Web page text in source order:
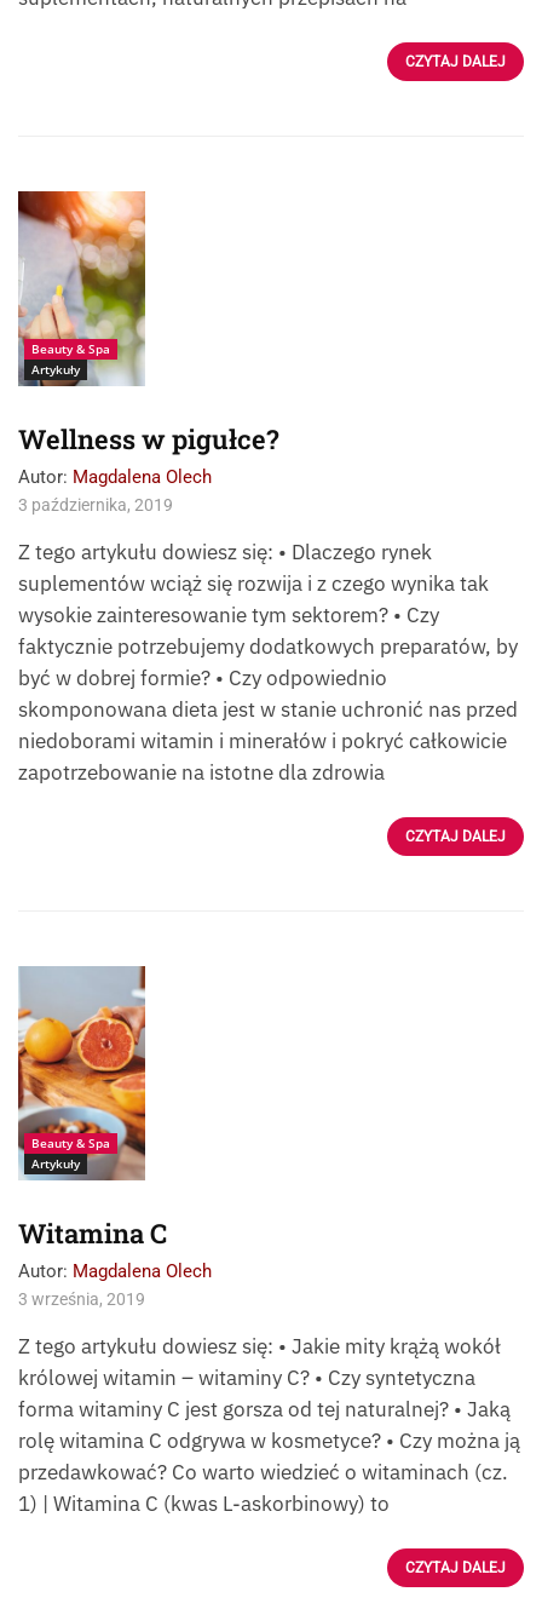
CZYTAJ DALEJ
AdobeStock__Siam
Beauty & Spa
Artykuły
Wellness w pigułce?
Autor: Magdalena Olech
3 października, 2019
Z tego artykułu dowiesz się: • Dlaczego rynek
suplementów wciąż się rozwija i z czego wynika tak
wysokie zainteresowanie tym sektorem? • Czy
faktycznie potrzebujemy dodatkowych preparatów, by
być w dobrej formie? • Czy odpowiednio
skomponowana dieta jest w stanie uchronić nas przed
niedoborami witamin i minerałów i pokryć całkowicie
zapotrzebowanie na istotne dla zdrowia
CZYTAJ DALEJ
Fotolia_Viacheslav_Ia
kobchuk
Beauty & Spa
Artykuły
Witamina C
Autor: Magdalena Olech
3 września, 2019
Z tego artykułu dowiesz się: • Jakie mity krążą wokół
królowej witamin – witaminy C? • Czy syntetyczna
forma witaminy C jest gorsza od tej naturalnej? • Jaką
rolę witamina C odgrywa w kosmetyce? • Czy można ją
przedawkować? Co warto wiedzieć o witaminach (cz.
1) | Witamina C (kwas L-askorbinowy) to
CZYTAJ DALEJ